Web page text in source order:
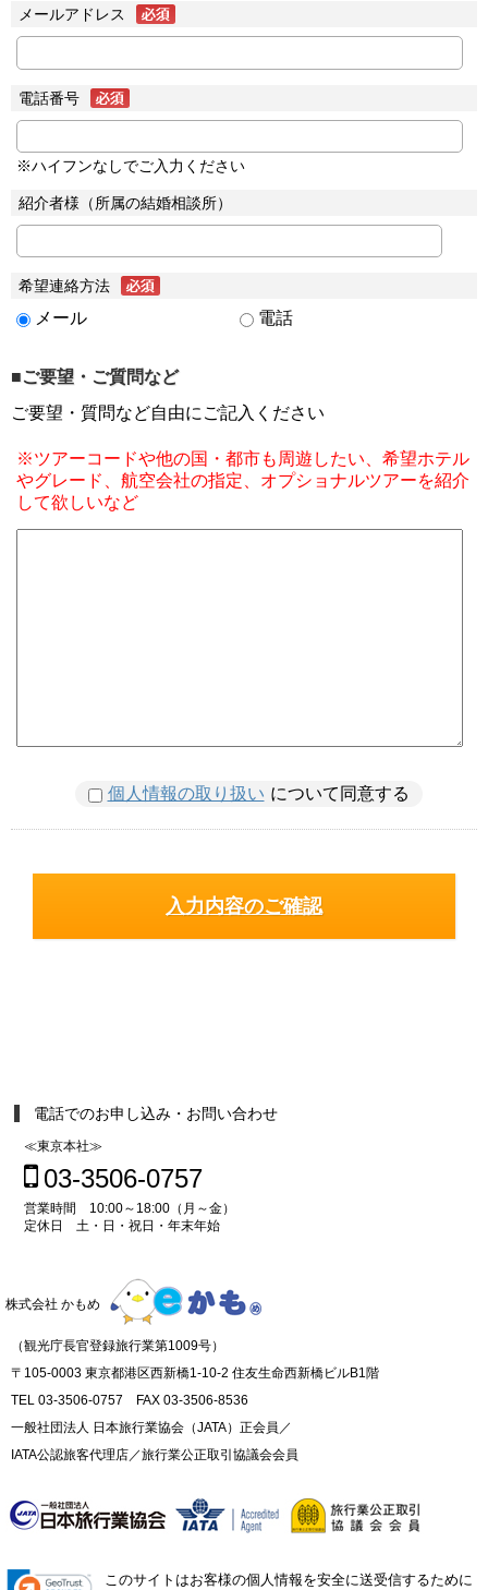
メールアドレス
電話番号
※ハイフンなしでご入力ください
紹介者様（所属の結婚相談所）
希望連絡方法
メール 電話
■ご要望・ご質問など
ご要望・質問など自由にご記入ください
※ツアーコードや他の国・都市も周遊したい、希望ホテル
やグレード、航空会社の指定、オプショナルツアーを紹介
して欲しいなど
個人情報の取り扱い について同意する
電話でのお申し込み・お問い合わせ
≪東京本社≫
03-3506-0757
営業時間 10:00～18:00（月～金）
定休日 土・日・祝日・年末年始
株式会社 かもめ
（観光庁長官登録旅行業第1009号）
〒105-0003 東京都港区西新橋1-10-2 住友生命西新橋ビルB1階
TEL 03-3506-0757 FAX 03-3506-8536
一般社団法人 日本旅行業協会（JATA）正会員／
IATA公認旅客代理店／旅行業公正取引協議会会員
このサイトはお客様の個人情報を安全に送受信するために